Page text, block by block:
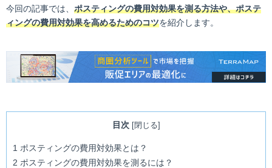
今回の記事では、 ポスティングの費用対効果を測る方法や、ポステ
ィングの費用対効果を高めるためのコツを紹介します。
目次 閉じる
1 ポスティングの費用対効果とは？
2 ポスティングの費用対効果を測るには？